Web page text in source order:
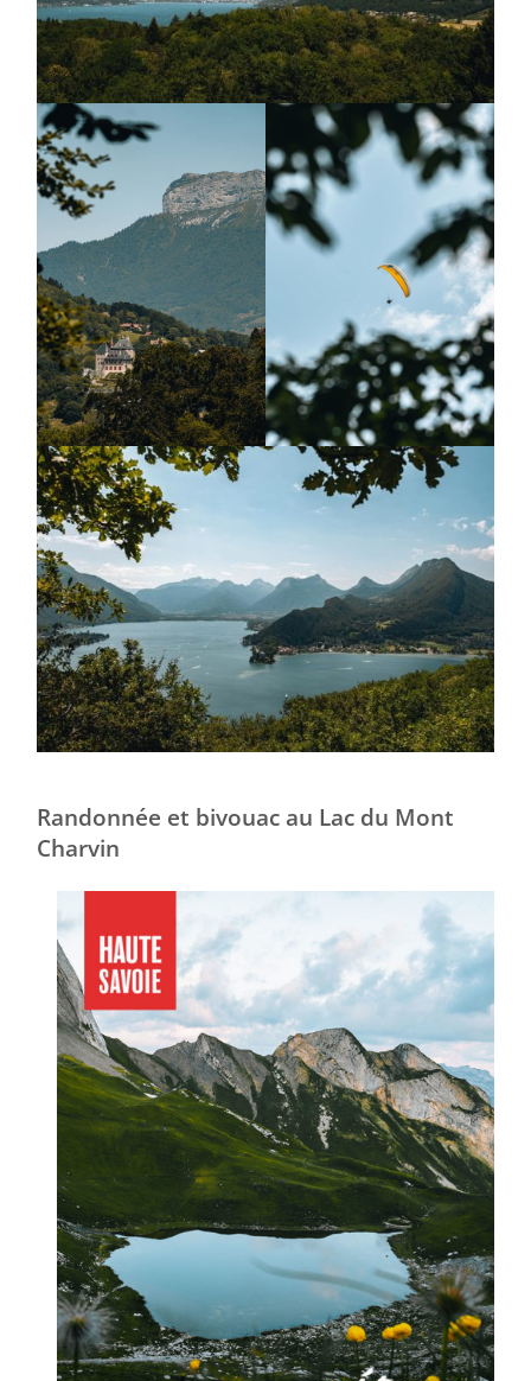
Randonnée et bivouac au Lac du Mont
Charvin